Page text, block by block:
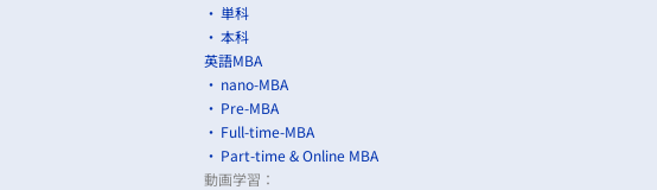
単科
本科
英語MBA
nano-MBA
Pre-MBA
Full-time-MBA
Part-time & Online MBA
動画学習：